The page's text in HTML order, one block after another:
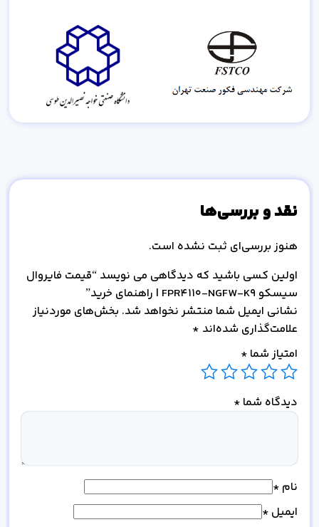
نقد و بررسی‌ها
هنوز بررسی‌ای ثبت نشده است.
اولین کسی باشید که دیدگاهی می نویسد “قیمت فایروال
سیسکو FPR4110-NGFW-K9 | راهنمای خرید”
نشانی ایمیل شما منتشر نخواهد شد. بخش‌های موردنیاز
علامت‌گذاری شده‌اند *
امتیاز شما *
دیدگاه شما *
نام *
ایمیل *